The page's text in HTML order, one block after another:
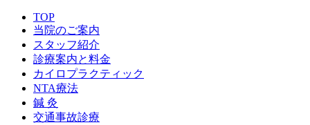
TOP
当院のご案内
スタッフ紹介
診療案内と料金
カイロプラクティック
NTA療法
鍼 灸
交通事故診療